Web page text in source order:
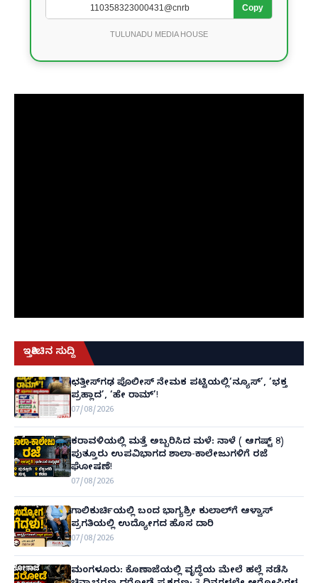
Copy
TULUNADU MEDIA HOUSE
ಇತ್ತೀಚಿನ ಸುದ್ದಿ
ಛತ್ತೀಸ್‌ಗಢ ಪೊಲೀಸ್ ನೇಮಕ ಪಟ್ಟಿಯಲ್ಲಿ‘ನ್ಯೂಸ್’, ‘ಭಕ್ತ
ಪ್ರಹ್ಲಾದ’, ‘ಹೇ ರಾಮ್’!
07/08/2026
ಕರಾವಳಿಯಲ್ಲಿ ಮತ್ತೆ ಅಬ್ಬರಿಸಿದ ಮಳೆ: ನಾಳೆ ( ಆಗಷ್ಟ್ 8)
ಪುತ್ತೂರು ಉಪವಿಭಾಗದ ಶಾಲಾ-ಕಾಲೇಜುಗಳಿಗೆ ರಜೆ
ಘೋಷಣೆ!
07/08/2026
ಗಾಲಿಕುರ್ಚಿಯಲ್ಲಿ ಬಂದ ಭಾಗ್ಯಶ್ರೀ ಕುಲಾಲ್‌ಗೆ ಆಳ್ವಾಸ್
ಪ್ರಗತಿಯಲ್ಲಿ ಉದ್ಯೋಗದ ಹೊಸ ದಾರಿ
07/08/2026
ಮಂಗಳೂರು: ಕೊಣಾಜೆಯಲ್ಲಿ ವೃದ್ಧೆಯ ಮೇಲೆ ಹಲ್ಲೆ ನಡೆಸಿ